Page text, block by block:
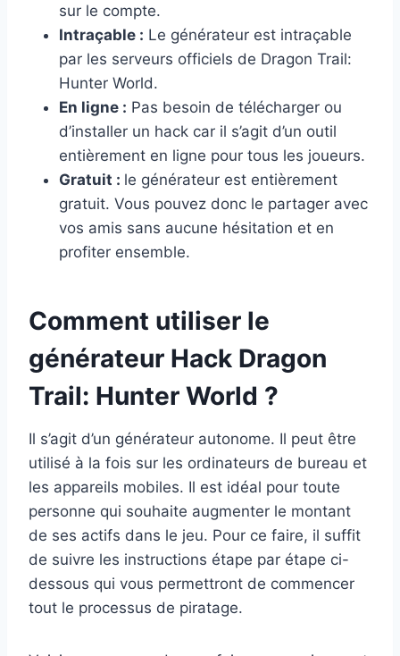
sur le compte.
Intraçable : Le générateur est intraçable
par les serveurs officiels de Dragon Trail:
Hunter World.
En ligne : Pas besoin de télécharger ou
d’installer un hack car il s’agit d’un outil
entièrement en ligne pour tous les joueurs.
Gratuit : le générateur est entièrement
gratuit. Vous pouvez donc le partager avec
vos amis sans aucune hésitation et en
profiter ensemble.
Comment utiliser le
générateur Hack Dragon
Trail: Hunter World ?
Il s’agit d’un générateur autonome. Il peut être
utilisé à la fois sur les ordinateurs de bureau et
les appareils mobiles. Il est idéal pour toute
personne qui souhaite augmenter le montant
de ses actifs dans le jeu. Pour ce faire, il suffit
de suivre les instructions étape par étape ci-
dessous qui vous permettront de commencer
tout le processus de piratage.